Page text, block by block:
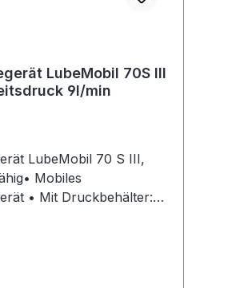
LubeMobil 70S III
9l/min
LubeMobil 70 S III,
Mobiles